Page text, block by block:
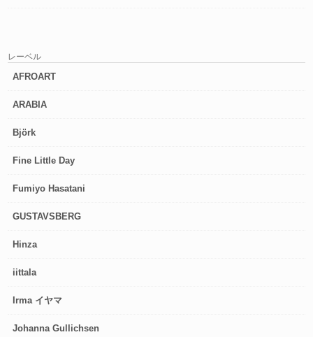
レーベル
AFROART
ARABIA
Björk
Fine Little Day
Fumiyo Hasatani
GUSTAVSBERG
Hinza
iittala
Irma イヤマ
Johanna Gullichsen